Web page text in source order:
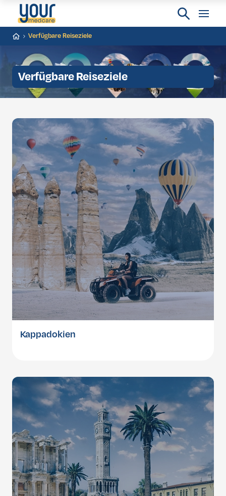
Verfügbare Reiseziele
Verfügbare Reiseziele
Kappadokien